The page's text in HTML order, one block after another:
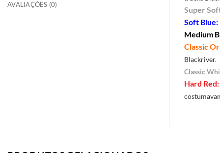
AVALIAÇÕES (0)
Super
Soft Blue:
Medium
Classic
Blackriver.
Classic
Hard Red: